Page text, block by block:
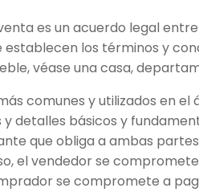
es un acuerdo legal
los términos y
véase una casa,
comunes y utilizados en
detalles básicos y
que obliga a ambas
el vendedor se
se compromete a